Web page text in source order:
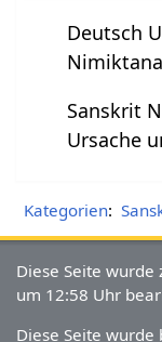
Deutsch
Sanskrit
Ursache
Kategorien:
Diese Seite wurde
um 12:58 Uhr
Diese Seite